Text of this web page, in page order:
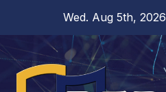
content
Wed. Aug 5th, 2026